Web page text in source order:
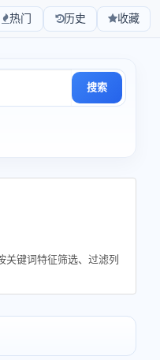
热门 历史 收藏
搜索
关键词特征筛选、过滤列